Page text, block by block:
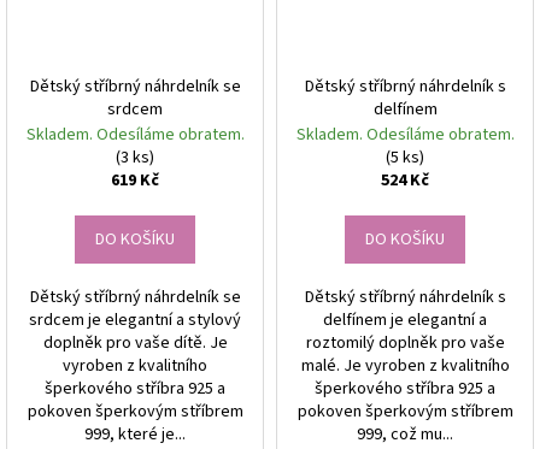
Dětský stříbrný náhrdelník se
srdcem
Skladem. Odesíláme obratem.
(3 ks)
619 Kč
DO KOŠÍKU
Dětský stříbrný náhrdelník se
srdcem je elegantní a stylový
doplněk pro vaše dítě. Je
vyroben z kvalitního
šperkového stříbra 925 a
pokoven šperkovým stříbrem
999, které je...
Dětský stříbrný náhrdelník s
delfínem
Skladem. Odesíláme obratem.
(5 ks)
524 Kč
DO KOŠÍKU
Dětský stříbrný náhrdelník s
delfínem je elegantní a
roztomilý doplněk pro vaše
malé. Je vyroben z kvalitního
šperkového stříbra 925 a
pokoven šperkovým stříbrem
999, což mu...